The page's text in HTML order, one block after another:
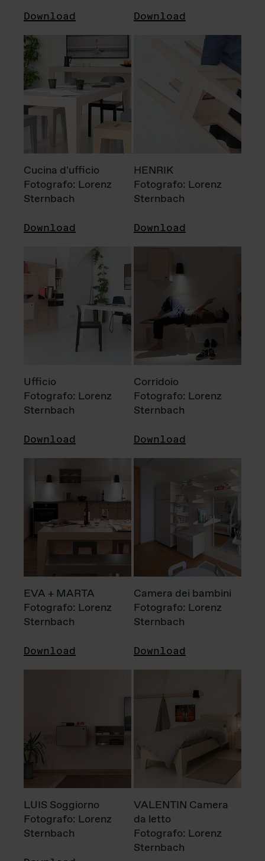
Download Download
Cucina d'ufficio
Fotografo: Lorenz
Sternbach
Download
HENRIK
Fotografo: Lorenz
Sternbach
Download
Ufficio
Fotografo: Lorenz
Sternbach
Download
Corridoio
Fotografo: Lorenz
Sternbach
Download
EVA + MARTA
Fotografo: Lorenz
Sternbach
Download
Camera dei bambini
Fotografo: Lorenz
Sternbach
Download
LUIS Soggiorno
Fotografo: Lorenz
Sternbach
VALENTIN Camera
da letto
Fotografo: Lorenz
Sternbach